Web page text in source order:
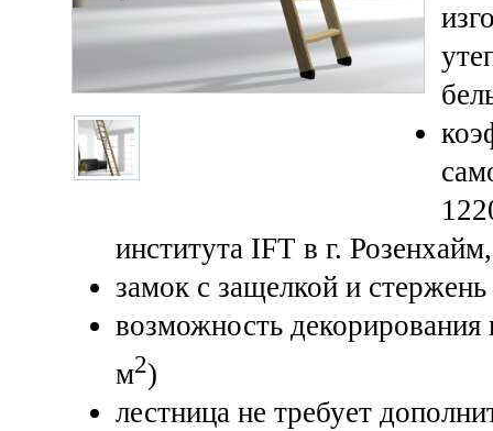
института IFT в г.
замок с защелкой и
возможность
м2)
лестница не требует